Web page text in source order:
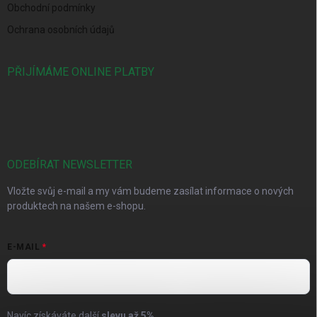
Obchodní podmínky
Ochrana osobních údajů
PŘIJÍMÁME ONLINE PLATBY
ODEBÍRAT NEWSLETTER
Vložte svůj e-mail a my vám budeme zasílat informace o nových
produktech na našem e-shopu.
E-MAIL